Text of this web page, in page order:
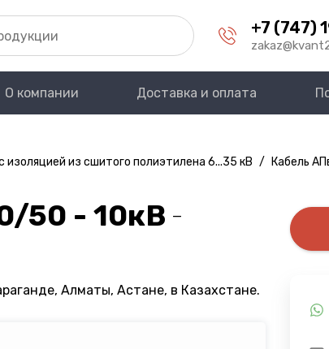
+7 (747)
О компании Доставка и оплата
изоляцией из сшитого полиэтилена 6...35 кВ / Кабель
50 - 10кВ —
Алматы, Астане, в Казахстане.